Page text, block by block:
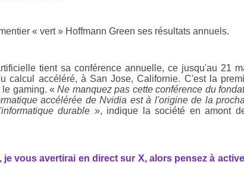
« vert » Hoffmann Green ses résultats annuels.
tient sa conférence annuelle, ce jusqu'au 21
calcul accéléré, à San Jose, Californie. C'est la
le gaming. «Ne manquez pas cette conférence du
accélérée de Nvidia est à l'origine de la
durable », indique la société en amont
vous avertirai en direct sur X, alors pensez à